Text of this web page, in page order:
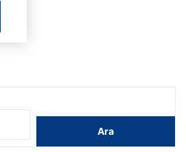
Ara